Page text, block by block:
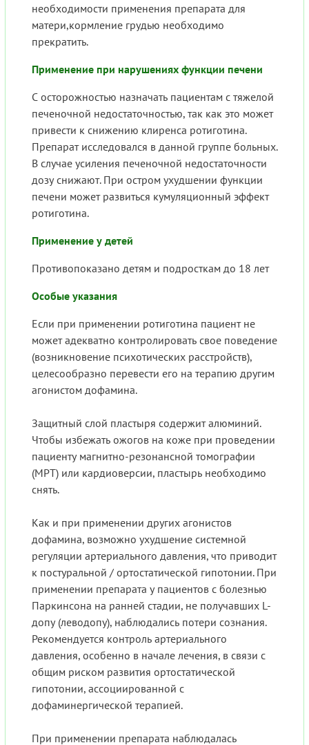
необходимости применения препарата для
матери,кормление грудью необходимо
прекратить.
Применение при нарушениях функции печени
С осторожностью назначать пациентам с тяжелой
печеночной недостаточностью, так как это может
привести к снижению клиренса ротиготина.
Препарат исследовался в данной группе больных.
В случае усиления печеночной недостаточности
дозу снижают. При остром ухудшении функции
печени может развиться кумуляционный эффект
ротиготина.
Применение у детей
Противопоказано детям и подросткам до 18 лет
Особые указания
Если при применении ротиготина пациент не
может адекватно контролировать свое поведение
(возникновение психотических расстройств),
целесообразно перевести его на терапию другим
агонистом дофамина.
Защитный слой пластыря содержит алюминий.
Чтобы избежать ожогов на коже при проведении
пациенту магнитно-резонансной томографии
(МРТ) или кардиоверсии, пластырь необходимо
снять.
Как и при применении других агонистов
дофамина, возможно ухудшение системной
регуляции артериального давления, что приводит
к постуральной / ортостатической гипотонии. При
применении препарата у пациентов с болезнью
Паркинсона на ранней стадии, не получавших L-
допу (леводопу), наблюдались потери сознания.
Рекомендуется контроль артериального
давления, особенно в начале лечения, в связи с
общим риском развития ортостатической
гипотонии, ассоциированной с
дофаминергической терапией.
При применении препарата наблюдалась